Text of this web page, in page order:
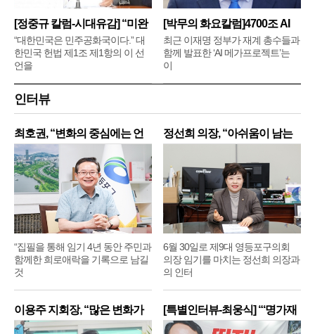
[정중규 칼럼-시대유감] “미완
“대한민국은 민주공화국이다.” 대
한민국 헌법 제1조 제1항의 이 선
언을
[박무의 화요칼럼]4700조 AI
메
최근 이재명 정부가 재계 총수들과
함께 발표한 ‘AI 메가프로젝트’는
이
인터뷰
최호권, “변화의 중심에는 언
제
“집필을 통해 임기 4년 동안 주민과
함께한 희로애락을 기록으로 남길
것
정선희 의장, “아쉬움이 남는
6월 30일로 제9대 영등포구의회
의장 임기를 마치는 정선희 의장과
의 인터
이용주 지회장, “많은 변화가 [특별인터뷰-최웅식] “‘명가재